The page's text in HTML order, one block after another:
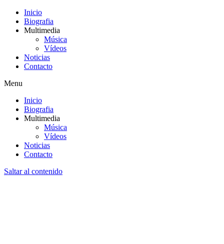
Inicio
Biografia
Multimedia
Música
Vídeos
Noticias
Contacto
Menu
Inicio
Biografia
Multimedia
Música
Vídeos
Noticias
Contacto
Saltar al contenido